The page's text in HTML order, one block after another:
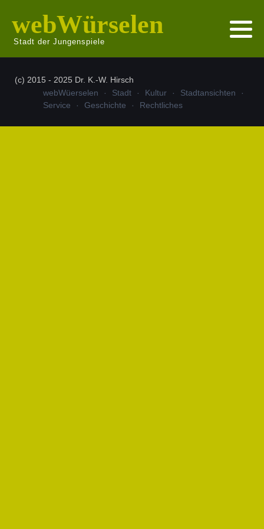
webWürselen
Stadt der Jungenspiele
(c) 2015 - 2025 Dr. K.-W. Hirsch
webWüerselen
Stadt Kultur
Stadtansichten
Service
Geschichte Rechtliches